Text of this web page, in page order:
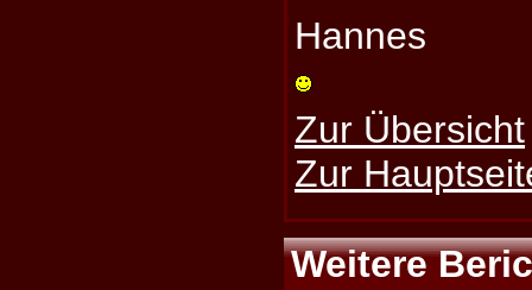
Hannes
Zur Übersicht
Zur
Weitere